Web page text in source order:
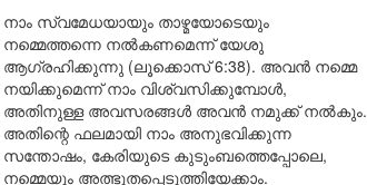
നാം സ്വമേധയായും താഴ്മയോടെയും
നമ്മെത്തന്നെ നൽകണമെന്ന് യേശു
ആഗ്രഹിക്കുന്നു (ലൂക്കൊസ് 6:38). അവൻ നമ്മെ
നയിക്കുമെന്ന് നാം വിശ്വസിക്കുമ്പോൾ,
അതിനുള്ള അവസരങ്ങൾ അവൻ നമുക്ക് നൽകും.
അതിന്റെ ഫലമായി നാം അനുഭവിക്കുന്ന
സന്തോഷം, കേരിയുടെ കുടുംബത്തെപ്പോലെ,
നമ്മെയും അത്ഭുതപ്പെടുത്തിയേക്കാം.